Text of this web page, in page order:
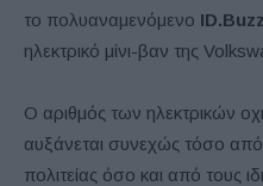
το πολυαναμενόμενο ID.Buzz
ηλεκτρικό μίνι-βαν της
Ο αριθμός των ηλεκτρικών
αυξάνεται συνεχώς τόσο
πολιτείας όσο και από τους